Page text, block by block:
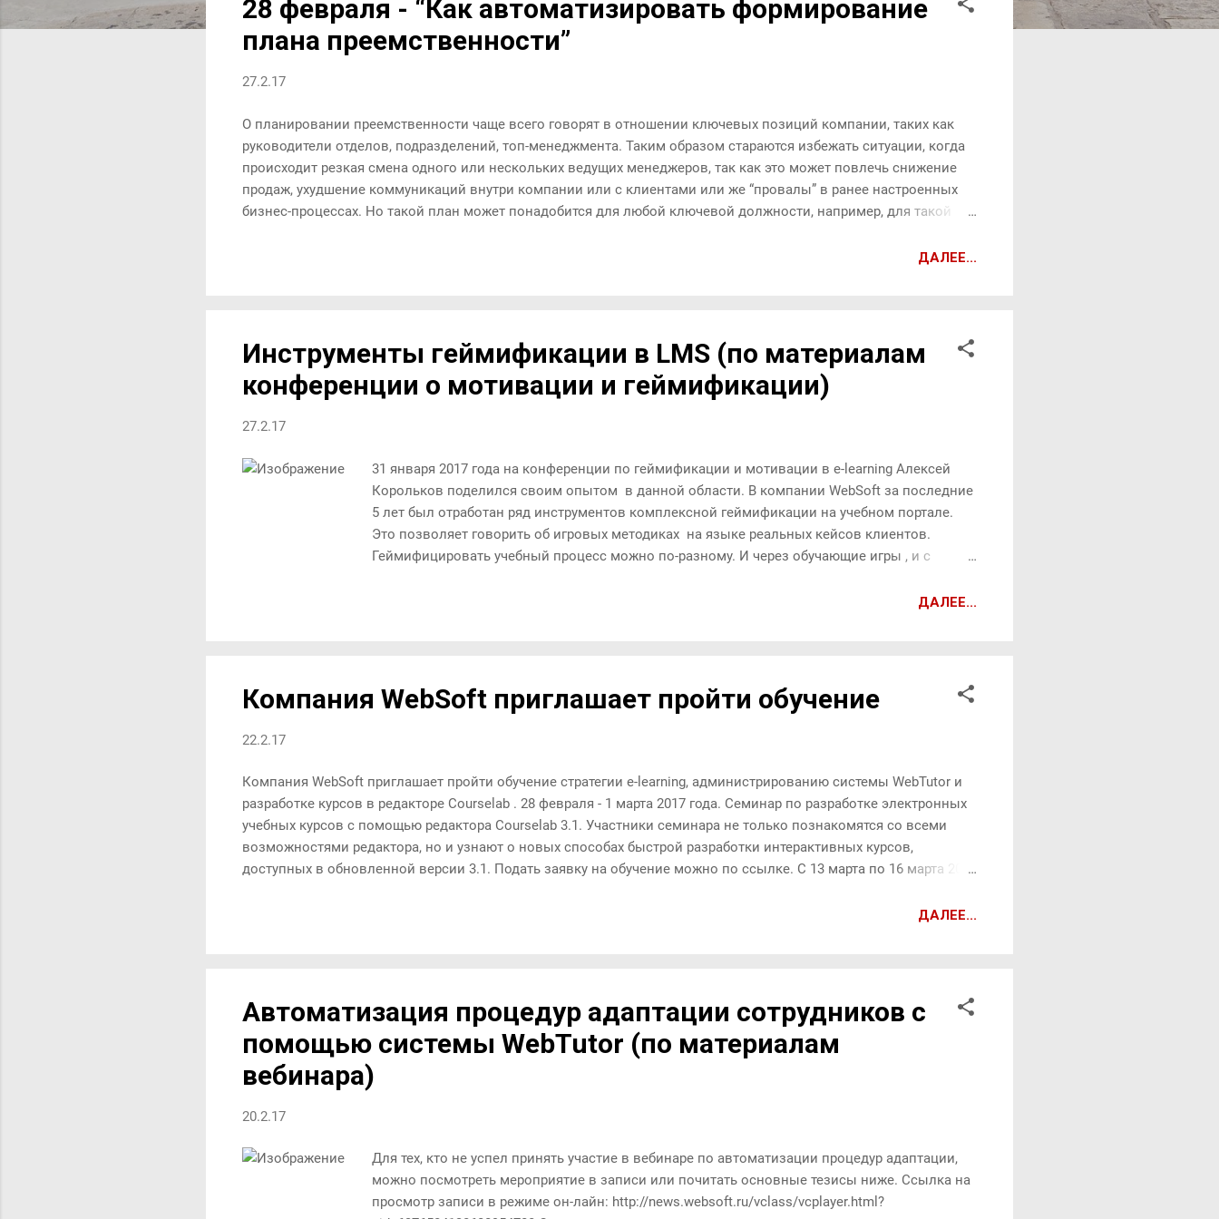
28 февраля - “Как автоматизировать формирование
плана преемственности”
27.2.17
О планировании преемственности чаще всего говорят в отношении ключевых позиций компании, таких как
руководители отделов, подразделений, топ-менеджмента. Таким образом стараются избежать ситуации, когда
происходит резкая смена одного или нескольких ведущих менеджеров, так как это может повлечь снижение
продаж, ухудшение коммуникаций внутри компании или с клиентами или же “провалы” в ранее настроенных
бизнес-процессах. Но такой план может понадобится для любой ключевой должности, например, для такой
не 5 и не 10? И для каждого прописать список учебных мероприятий, задач и согласовать с потенциальным
ДАЛЕЕ...
Инструменты геймификации в LMS (по материалам
конференции о мотивации и геймификации)
27.2.17
31 января 2017 года на конференции по геймификации и мотивации в e-learning Алексей
Корольков поделился своим опытом в данной области. В компании WebSoft за последние
5 лет был отработан ряд инструментов комплексной геймификации на учебном портале.
Это позволяет говорить об игровых методиках на языке реальных кейсов клиентов.
Геймифицировать учебный процесс можно по-разному. И через обучающие игры , и с
системно на уровне всего портала обучения , что является оптимальным по нескольким
время на разработку такого игрового контента. и, в-третьих, когда учебный портал
наполнен самыми разнообразными материалами от «вордовских» до...
ДАЛЕЕ...
Компания WebSoft приглашает пройти обучение
22.2.17
Компания WebSoft приглашает пройти обучение стратегии e-learning, администрированию системы WebTutor и
разработке курсов в редакторе Courselab . 28 февраля - 1 марта 2017 года. Семинар по разработке электронных
учебных курсов с помощью редактора Courselab 3.1. Участники семинара не только познакомятся со всеми
возможностями редактора, но и узнают о новых способах быстрой разработки интерактивных курсов,
доступных в обновленной версии 3.1. Подать заявку на обучение можно по ссылке. С 13 марта по 16 марта 2017
сотрудникам, связанным с организацией обучения в компаниях. Он поможет научиться выбирать вернуюДАЛЕЕ...
Автоматизация процедур адаптации сотрудников с
помощью системы WebTutor (по материалам
вебинара)
20.2.17
Для тех, кто не успел принять участие в вебинаре по автоматизации процедур адаптации,
можно посмотреть мероприятие в записи или почитать основные тезисы ниже. Ссылка на
просмотр записи в режиме он-лайн: http://news.websoft.ru/vclass/vcplayer.html?